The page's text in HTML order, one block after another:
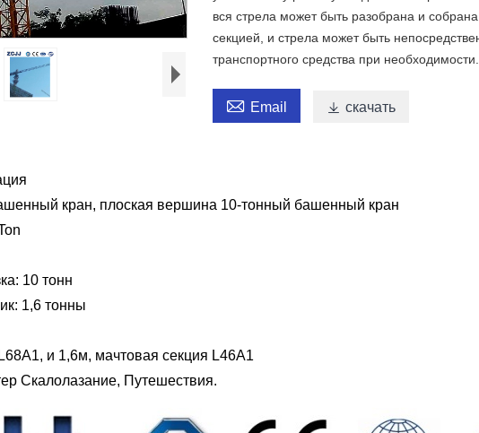
вся стрела может быть разобрана и
секцией, и стрела может быть
транспортного средства при необходимости.
 Email  скачать
кран, плоская вершина 10-тонный башенный кран
10 тонн
1,6 тонны
и 1,6м, мачтовая секция L46A1
Скалолазание, Путешествия.